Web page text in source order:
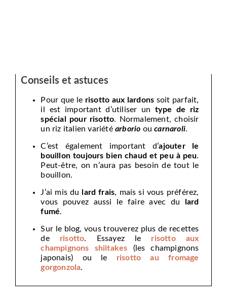
Conseils et astuces
Pour que le risotto aux lardons soit parfait,
il est important d’utiliser untype de riz
spécial pour risotto. Normalement, choisir
un riz italien variétéarborio oucarnaroli.
C’est également important d’ajouter le
bouillon toujours bien chaud et peu à peu.
Peut-être, on n’aura pas besoin de tout le
bouillon.
J’ai mis du lard frais, mais si vous préférez,
vous pouvez aussi le faire avec du
lard
fumé.
Sur le blog, vous trouverez plus de recettes
de risotto. Essayez le risotto aux
champignons shiitakes (les champignons
japonais) ou le risotto au fromage
gorgonzola.